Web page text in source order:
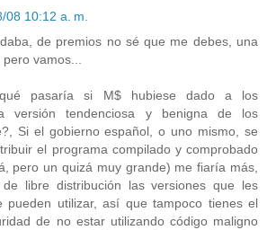
08 10:12 a. m.
de premios no sé que me debes, una
vamos...
pasaría si M$ hubiese dado a los
versión tendenciosa y benigna de los
Si el gobierno español, o uno mismo, se
el programa compilado y comprobado
pero un quizá muy grande) me fiaría más,
libre distribución las versiones que les
pueden utilizar, así que tampoco tienes el
de no estar utilizando código maligno